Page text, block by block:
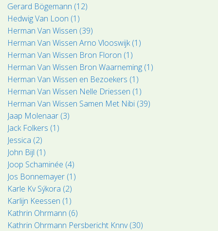
Gerard Bögemann (12)
Hedwig Van Loon (1)
Herman Van Wissen (39)
Herman Van Wissen Arno Vlooswijk (1)
Herman Van Wissen Bron Floron (1)
Herman Van Wissen Bron Waarneming (1)
Herman Van Wissen en Bezoekers (1)
Herman Van Wissen Nelle Driessen (1)
Herman Van Wissen Samen Met Nibi (39)
Jaap Molenaar (3)
Jack Folkers (1)
Jessica (2)
John Bijl (1)
Joop Schaminée (4)
Jos Bonnemayer (1)
Karle Kv Sýkora (2)
Karlijn Keessen (1)
Kathrin Ohrmann (6)
Kathrin Ohrmann Persbericht Knnv (30)